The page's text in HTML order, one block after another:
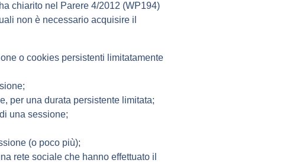
chiarito nel Parere 4/2012 (WP194)
non è necessario acquisire il
o cookies persistenti limitatamente
per una durata persistente limitata;
una sessione;
(o poco più);
rete sociale che hanno effettuato il